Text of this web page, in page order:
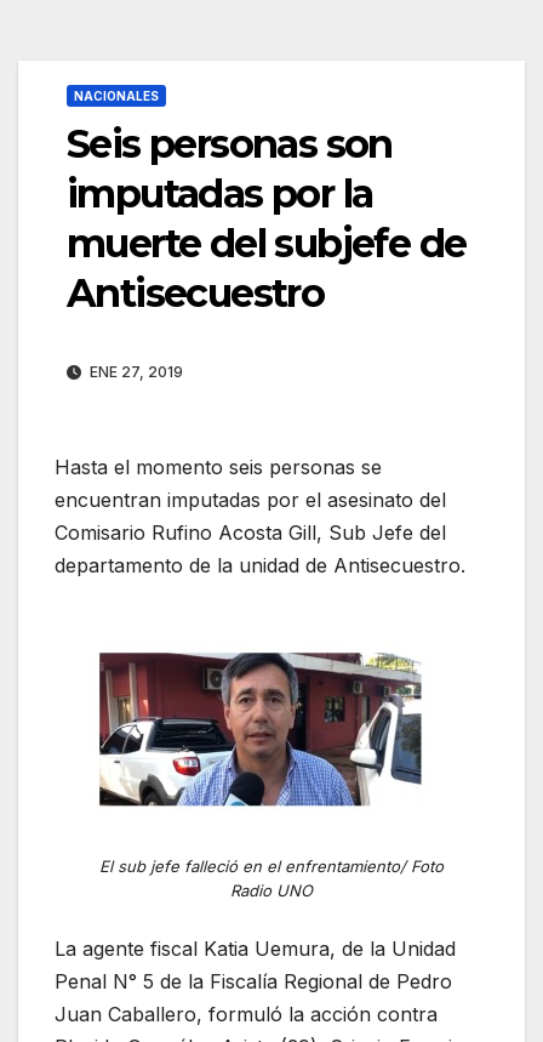
NACIONALES
Seis personas son
imputadas por la
muerte del subjefe de
Antisecuestro
ENE 27, 2019
Hasta el momento seis personas se
encuentran imputadas por el asesinato del
Comisario Rufino Acosta Gill, Sub Jefe del
departamento de la unidad de Antisecuestro.
El sub jefe falleció en el enfrentamiento/ Foto
Radio UNO
La agente fiscal Katia Uemura, de la Unidad
Penal N° 5 de la Fiscalía Regional de Pedro
Juan Caballero, formuló la acción contra